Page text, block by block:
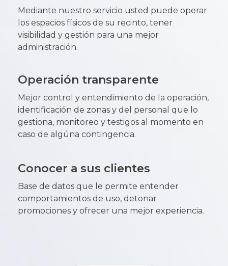
Mediante nuestro servicio usted puede operar
los espacios físicos de su recinto, tener
visibilidad y gestión para una mejor
administración.
Operación transparente
Mejor control y entendimiento de la operación,
identificación de zonas y del personal que lo
gestiona, monitoreo y testigos al momento en
caso de algúna contingencia.
Conocer a sus clientes
Base de datos que le permite entender
comportamientos de uso, detonar
promociones y ofrecer una mejor experiencia.